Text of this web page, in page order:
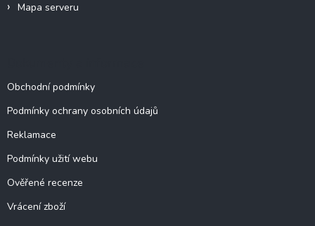
Mapa serveru
Obchodní podmínky
Podmínky ochrany osobních údajů
Reklamace
Podmínky užití webu
Ověřené recenze
Vrácení zboží